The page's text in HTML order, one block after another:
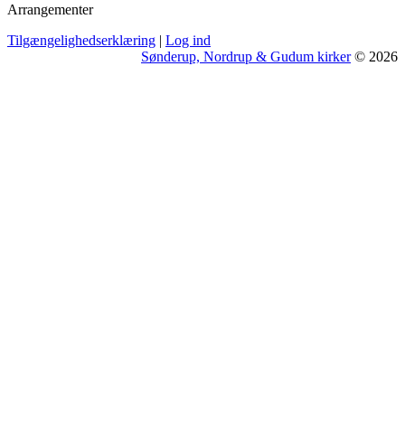
Arrangementer
Tilgængelighedserklæring | Log ind
Sønderup, Nordrup & Gudum kirker© 2026